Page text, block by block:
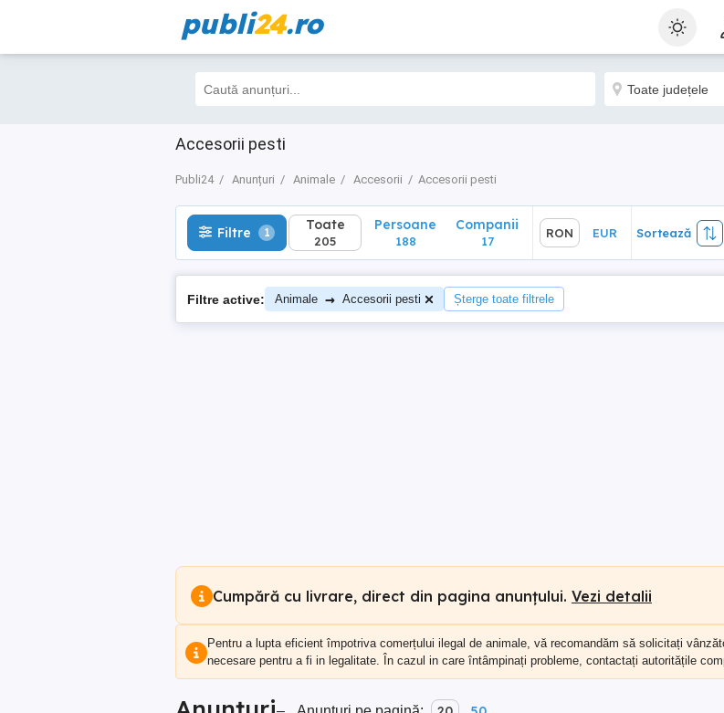
publi24.ro
Accesorii pesti
Publi24 Anunțuri Animale Accesorii Accesorii pesti
Filtre 1 Toate
205
Sortează
Filtre 1 Toate
205
Persoane
188
Companii
17
RON EUR Sortează
Filtre active: Animale → Accesorii pesti Șterge toate filtrele
Cumpără cu livrare, direct din pagina anunțului. Vezi detalii
Pentru a lupta eficient împotriva comerțului ilegal de animale, vă recomandăm să solicitați
necesare pentru a fi in legalitate. În cazul in care întâmpinați probleme, contactați autoritățile